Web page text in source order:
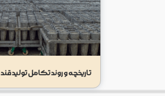
تاریخچه و روند تکامل تولید قند